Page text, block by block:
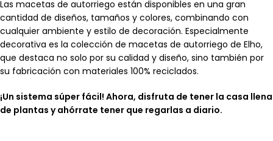
Las macetas de autorriego están disponibles en una gran
cantidad de diseños, tamaños y colores, combinando con
cualquier ambiente y estilo de decoración. Especialmente
decorativa es la colección de macetas de autorriego de Elho,
que destaca no solo por su calidad y diseño, sino también por
su fabricación con materiales 100% reciclados.
¡Un sistema súper fácil! Ahora, disfruta de tener la casa llena
de plantas y ahórrate tener que regarlas a diario.